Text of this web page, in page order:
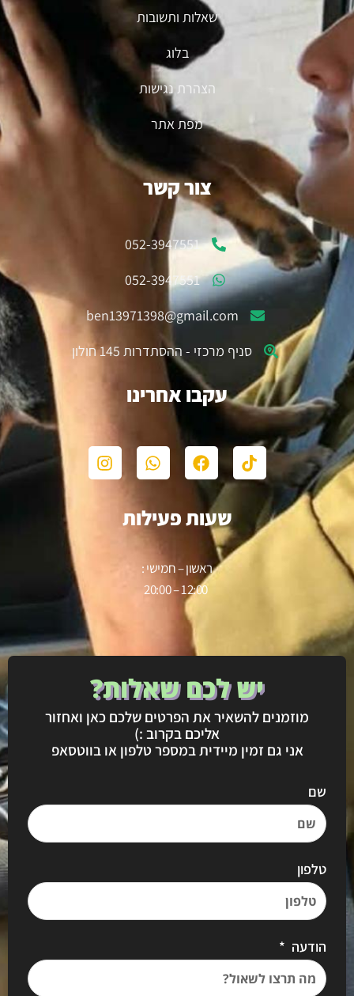
יש לכם שאלות?
מוזמנים להשאיר את הפרטים שלכם כאן ואחזור
אליכם בקרוב :)
אני גם זמין מיידית במספר טלפון או בווטסאפ
שם
טלפון
הודעה
צור קשר
052-3947551
052-3947551
ben13971398@gmail.com
סניף מרכזי - ההסתדרות 145 חולון
עקבו אחרינו
שעות פעילות
ראשון – חמישי :
שאלות ותשובות
בלוג
הצהרת נגישות
מפת אתר